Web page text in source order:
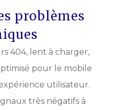
problèmes
404, lent à charger,
pour le mobile
utilisateur.
très négatifs à